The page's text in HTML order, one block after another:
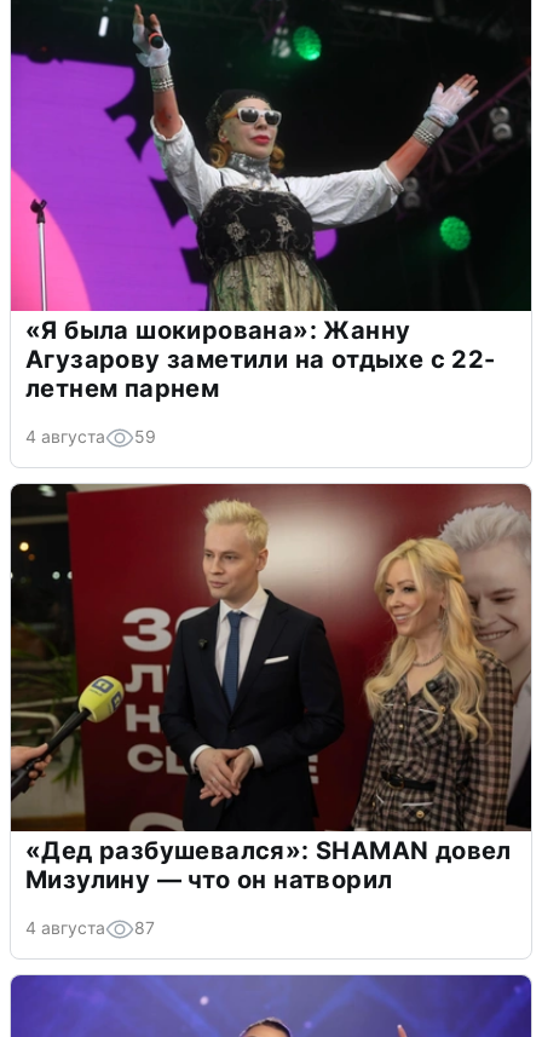
«Я была шокирована»: Жанну
Агузарову заметили на отдыхе с 22-
летнем парнем
4 августа 59
«Дед разбушевался»: SHAMAN довел
Мизулину — что он натворил
4 августа 87